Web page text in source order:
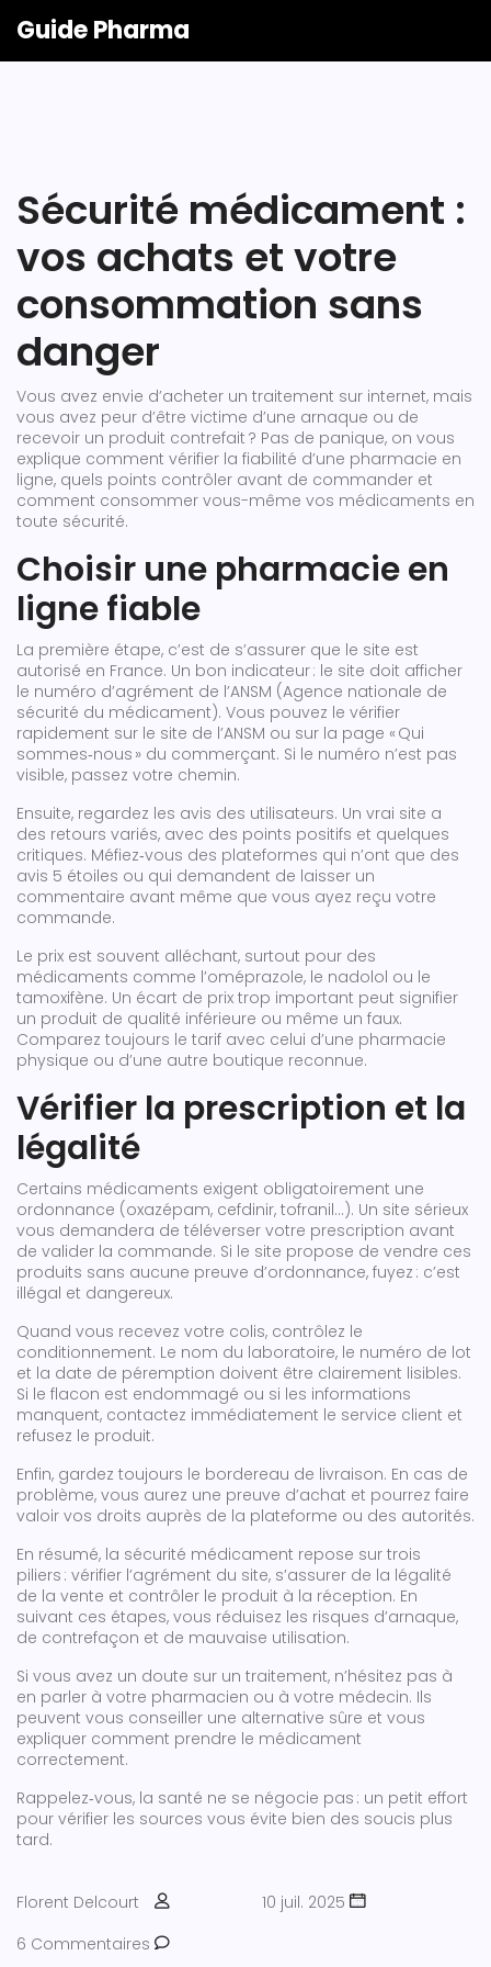
Guide Pharma
Sécurité médicament :
vos achats et votre
consommation sans
danger
Vous avez envie d’acheter un traitement sur internet, mais
vous avez peur d’être victime d’une arnaque ou de
recevoir un produit contrefait ? Pas de panique, on vous
explique comment vérifier la fiabilité d’une pharmacie en
ligne, quels points contrôler avant de commander et
comment consommer vous-même vos médicaments en
toute sécurité.
Choisir une pharmacie en
ligne fiable
La première étape, c’est de s’assurer que le site est
autorisé en France. Un bon indicateur : le site doit afficher
le numéro d’agrément de l’ANSM (Agence nationale de
sécurité du médicament). Vous pouvez le vérifier
rapidement sur le site de l’ANSM ou sur la page « Qui
sommes‑nous » du commerçant. Si le numéro n’est pas
visible, passez votre chemin.
Ensuite, regardez les avis des utilisateurs. Un vrai site a
des retours variés, avec des points positifs et quelques
critiques. Méfiez‑vous des plateformes qui n’ont que des
avis 5 étoiles ou qui demandent de laisser un
commentaire avant même que vous ayez reçu votre
commande.
Le prix est souvent alléchant, surtout pour des
médicaments comme l’oméprazole, le nadolol ou le
tamoxifène. Un écart de prix trop important peut signifier
un produit de qualité inférieure ou même un faux.
Comparez toujours le tarif avec celui d’une pharmacie
physique ou d’une autre boutique reconnue.
Vérifier la prescription et la
légalité
Certains médicaments exigent obligatoirement une
ordonnance (oxazépam, cefdinir, tofranil…). Un site sérieux
vous demandera de téléverser votre prescription avant
de valider la commande. Si le site propose de vendre ces
produits sans aucune preuve d’ordonnance, fuyez : c’est
illégal et dangereux.
Quand vous recevez votre colis, contrôlez le
conditionnement. Le nom du laboratoire, le numéro de lot
et la date de péremption doivent être clairement lisibles.
Si le flacon est endommagé ou si les informations
manquent, contactez immédiatement le service client et
refusez le produit.
Enfin, gardez toujours le bordereau de livraison. En cas de
problème, vous aurez une preuve d’achat et pourrez faire
valoir vos droits auprès de la plateforme ou des autorités.
En résumé, la sécurité médicament repose sur trois
piliers : vérifier l’agrément du site, s’assurer de la légalité
de la vente et contrôler le produit à la réception. En
suivant ces étapes, vous réduisez les risques d’arnaque,
de contrefaçon et de mauvaise utilisation.
Si vous avez un doute sur un traitement, n’hésitez pas à
en parler à votre pharmacien ou à votre médecin. Ils
peuvent vous conseiller une alternative sûre et vous
expliquer comment prendre le médicament
correctement.
Rappelez‑vous, la santé ne se négocie pas : un petit effort
pour vérifier les sources vous évite bien des soucis plus
tard.
Florent Delcourt
10 juil. 2025
6 Commentaires